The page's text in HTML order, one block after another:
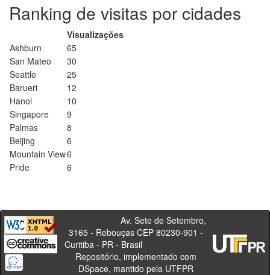
Ranking de visitas por cidades
Visualizações
Ashburn
65
San Mateo
30
Seattle
25
Barueri
12
Hanoi
10
Singapore
9
Palmas
8
Beijing
6
Mountain View6
Pride
6
Av. Sete de Setembro,
3165 - Rebouças CEP 80230-901 -
Curitiba - PR - Brasil
Repositório, implementado com
DSpace, mantido pela UTFPR